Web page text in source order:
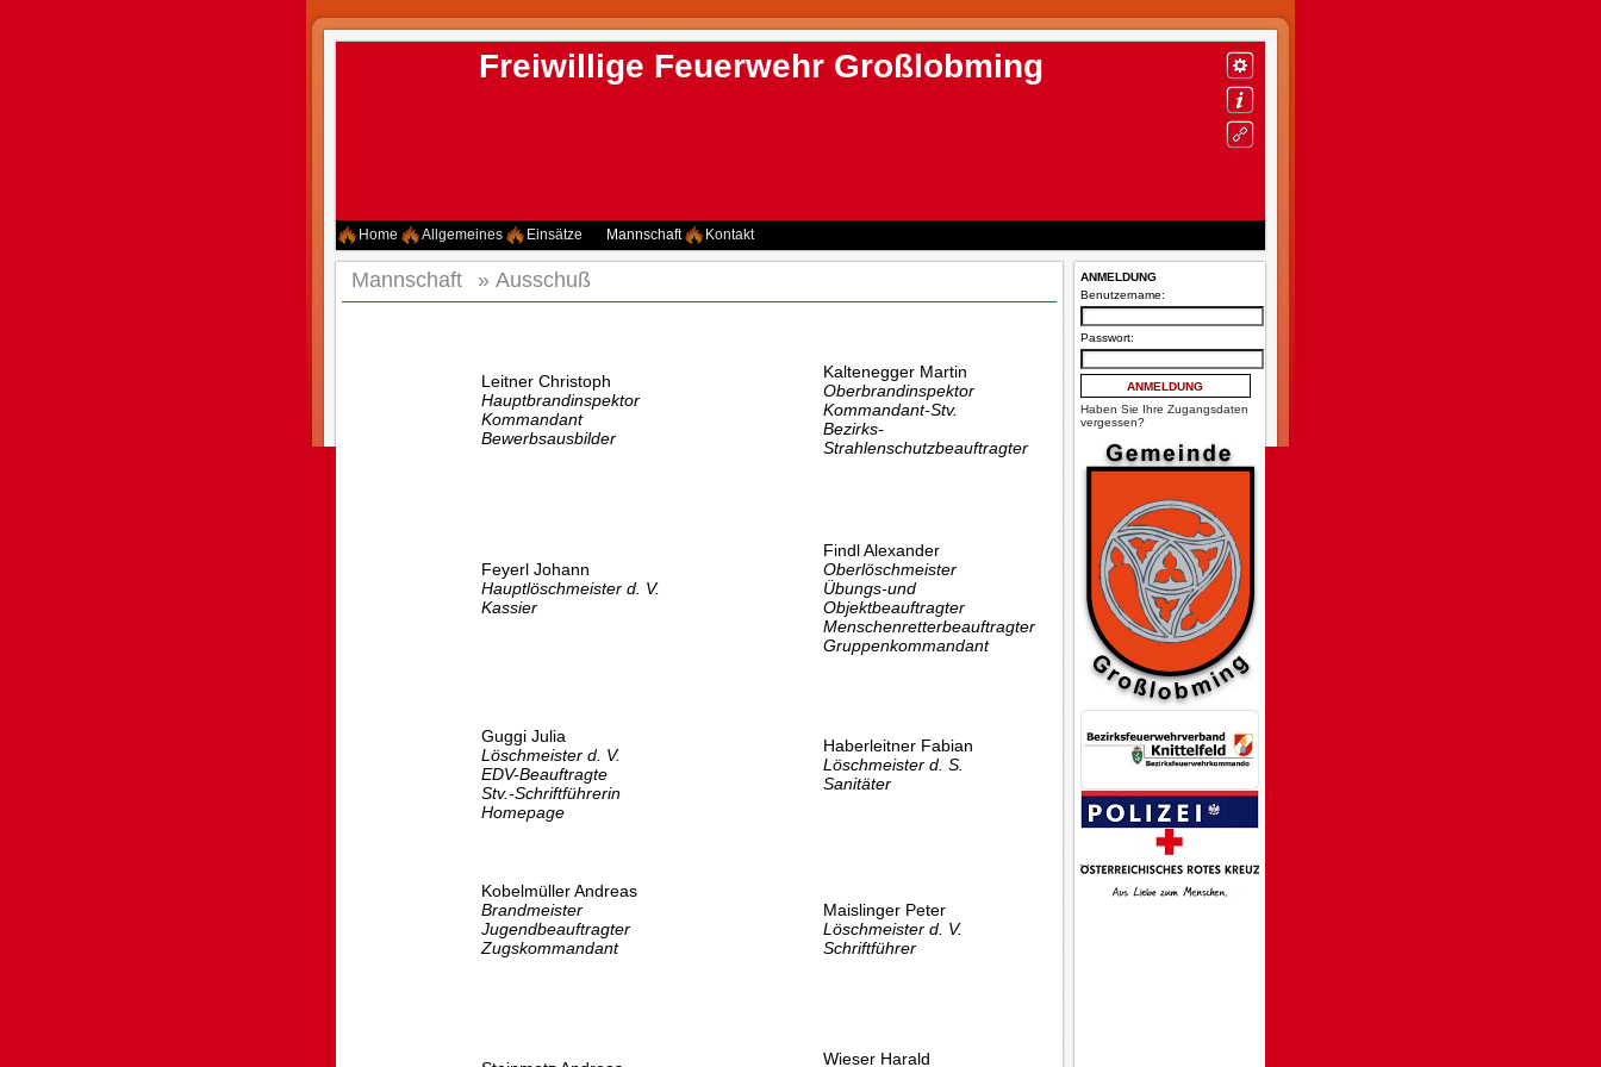
Freiwillige Feuerwehr Großlobming
Home Allgemeines Einsätze Mannschaft Kontakt
Mannschaft » Ausschuß
Leitner Christoph
Hauptbrandinspektor
Kommandant
Bewerbsausbilder
Kaltenegger Martin
Oberbrandinspektor
Kommandant-Stv.
Bezirks-
Strahlenschutzbeauftragter
Feyerl Johann
Hauptlöschmeister d. V.
Kassier
Findl Alexander
Oberlöschmeister
Übungs-und
Objektbeauftragter
Menschenretterbeauftragter
Gruppenkommandant
Guggi Julia
Löschmeister d. V.
EDV-Beauftragte
Stv.-Schriftführerin
Homepage
Haberleitner Fabian
Löschmeister d. S.
Sanitäter
Kobelmüller Andreas
Brandmeister
Jugendbeauftragter
Zugskommandant
Maislinger Peter
Löschmeister d. V.
Schriftführer
Wieser Harald
ANMELDUNG
Benutzername:
Passwort:
Haben Sie Ihre Zugangsdaten
vergessen?